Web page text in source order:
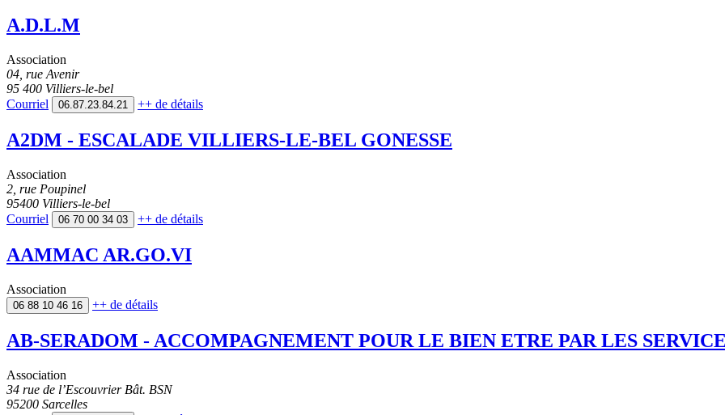
A.D.L.M
Association
04, rue Avenir
95 400 Villiers-le-bel
Courriel
06.87.23.84.21 ++ de détails
A2DM - ESCALADE VILLIERS-LE-BEL GONESSE
Association
2, rue Poupinel
95400 Villiers-le-bel
Courriel
06 70 00 34 03 ++ de détails
AAMMAC AR.GO.VI
Association
06 88 10 46 16 ++ de détails
AB-SERADOM - ACCOMPAGNEMENT POUR LE BIEN ETRE PAR LES
Association
34 rue de l’Escouvrier Bât. BSN
95200 Sarcelles